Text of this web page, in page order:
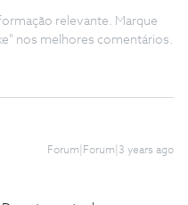
relevante. Marque
nos melhores comentários.
Forum|Forum|3 years ago